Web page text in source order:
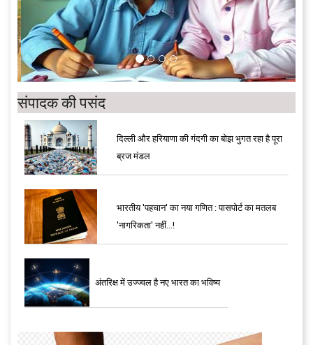
संपादक की पसंद
दिल्ली और हरियाणा की गंदगी का बोझ भुगत रहा है पूरा
ब्रज मंडल
भारतीय 'पहचान' का नया गणित : पासपोर्ट का मतलब
'नागरिकता' नहीं...!
अंतरिक्ष में उज्ज्वल है नए भारत का भविष्य